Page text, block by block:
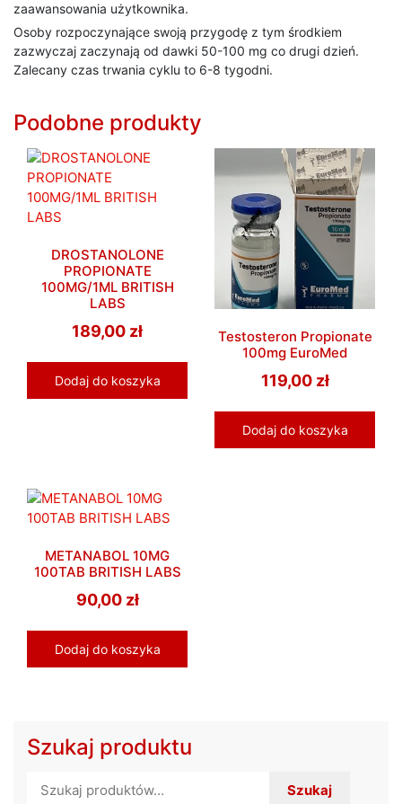
zaawansowania użytkownika.
Osoby rozpoczynające swoją przygodę z tym środkiem
zazwyczaj zaczynają od dawki 50-100 mg co drugi dzień.
Zalecany czas trwania cyklu to 6-8 tygodni.
Podobne produkty
DROSTANOLONE
PROPIONATE
100MG/1ML BRITISH
LABS
189,00 zł
Dodaj do koszyka
Testosteron Propionate
100mg EuroMed
119,00 zł
Dodaj do koszyka
METANABOL 10MG
100TAB BRITISH LABS
90,00 zł
Dodaj do koszyka
Szukaj produktu
Szukaj